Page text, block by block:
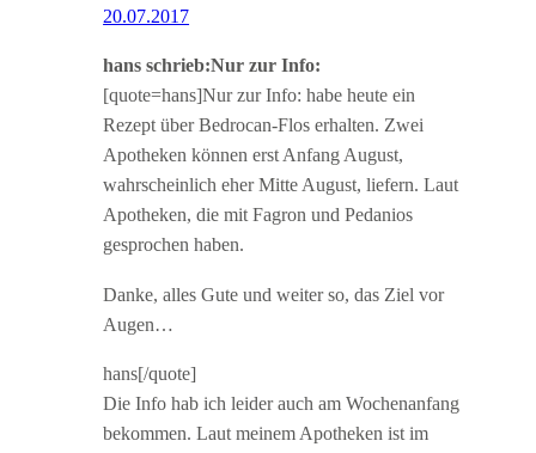
20.07.2017
hans schrieb:Nur zur Info:
[quote=hans]Nur zur Info: habe heute ein
Rezept über Bedrocan-Flos erhalten. Zwei
Apotheken können erst Anfang August,
wahrscheinlich eher Mitte August, liefern. Laut
Apotheken, die mit Fagron und Pedanios
gesprochen haben.
Danke, alles Gute und weiter so, das Ziel vor
Augen…
hans[/quote]
Die Info hab ich leider auch am Wochenanfang
bekommen. Laut meinem Apotheken ist im